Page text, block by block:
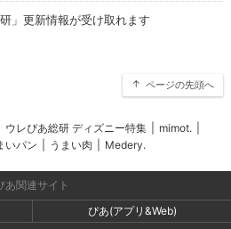
」更新情報が受け取れます
ページの先頭へ
ウレぴあ総研 ディズニー特集 mimot.
いパン うまい肉 Medery.
あ関連サイト
ぴあ(アプリ&Web)